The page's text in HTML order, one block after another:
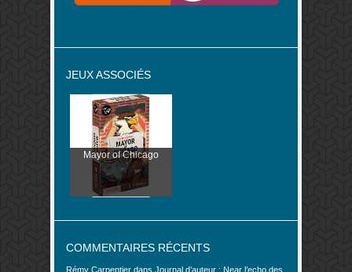
JEUX ASSOCIÉS
Mayor of Chicago
COMMENTAIRES RÉCENTS
Rémy Carpentier dans Journal d’auteur : Near l’echo des